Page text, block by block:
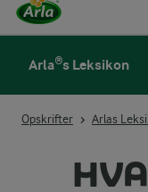
Arla®s Leksikon
Opskrifter Arlas